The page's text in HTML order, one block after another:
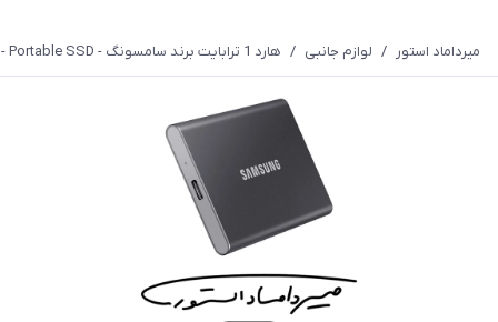
میرداماد استور / لوازم جانبی / هارد 1 ترابایت برند سامسونگ - Portable SSD - مدل T7